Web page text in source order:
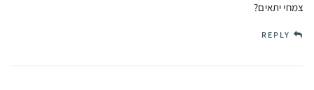
צמחי יתאים?
REPLY